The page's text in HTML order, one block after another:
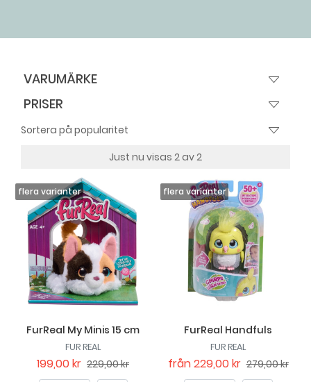
VARUMÄRKE
PRISER
Just nu visas 2 av 2
FurReal My Minis 15 cm
FUR REAL
199,00 kr 229,00 kr
FurReal Handfuls
FUR REAL
från229,00 kr 279,00 kr